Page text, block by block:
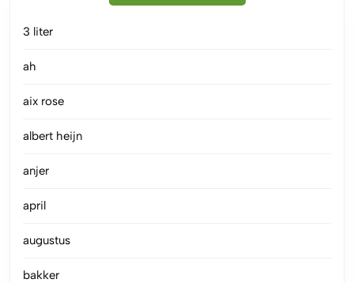
3 liter
ah
aix rose
albert heijn
anjer
april
augustus
bakker